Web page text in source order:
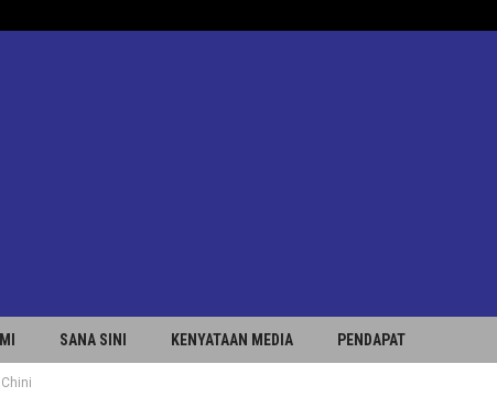
SANA SINI KENYATAAN MEDIA PENDAPAT